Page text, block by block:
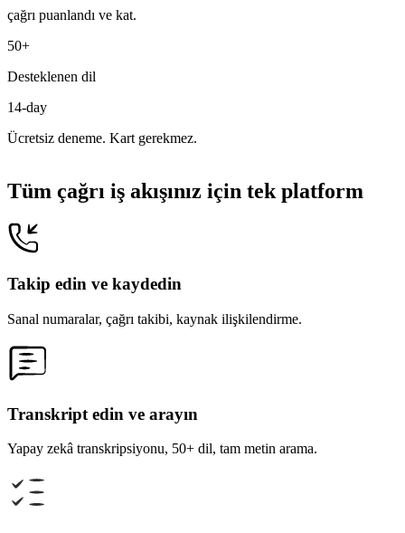
çağrı puanlandı ve kat.
50+
Desteklenen dil
14-day
Ücretsiz deneme. Kart gerekmez.
Tüm çağrı iş akışınız için tek platform
Takip edin ve kaydedin
Sanal numaralar, çağrı takibi, kaynak ilişkilendirme.
Transkript edin ve arayın
Yapay zekâ transkripsiyonu, 50+ dil, tam metin arama.